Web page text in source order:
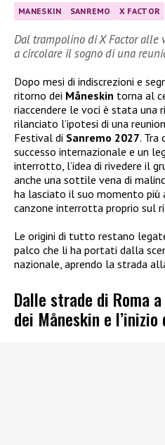
MANESKIN SANREMO X FACTOR
Dal trampolino di X Factor alle
a circolare il sogno di una
Dopo mesi di indiscrezioni e
ritorno dei Måneskin torna al
riaccendere le voci è stata una
rilanciato l’ipotesi di una
Festival di Sanremo 2027. Tra
successo internazionale e un
interrotto, l’idea di rivedere il
anche una sottile vena di
ha lasciato il suo momento più
canzone interrotta proprio sul
Le origini di tutto restano
palco che li ha portati dalla
nazionale, aprendo la strada
Dalle strade di Roma
dei Måneskin e